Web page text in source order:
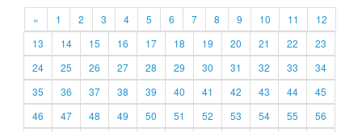
« 1 2 3 4 5 6 7 8 9 10 11
12
13
14 15 16 17 18 19 20 21 22
23
24
25 26 27 28 29 30 31 32 33
34
35
36 37 38 39 40 41 42 43 44
45
46
47 48 49 50 51 52 53 54 55
56